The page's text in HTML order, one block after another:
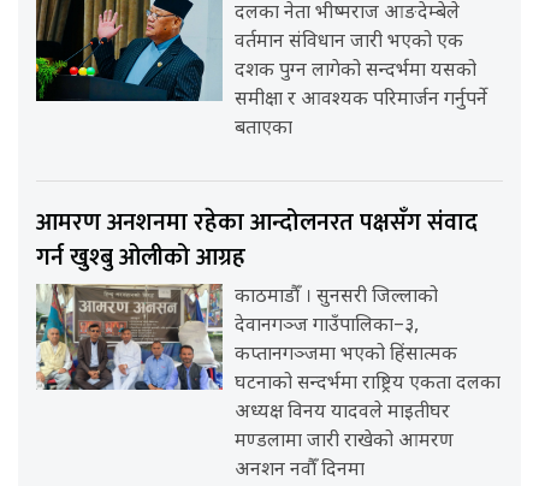
दलका नेता भीष्मराज आङदेम्बेले
वर्तमान संविधान जारी भएको एक
दशक पुग्न लागेको सन्दर्भमा यसको
समीक्षा र आवश्यक परिमार्जन गर्नुपर्ने
बताएका
आमरण अनशनमा रहेका आन्दोलनरत पक्षसँग संवाद
गर्न खुश्बु ओलीको आग्रह
काठमाडौँ । सुनसरी जिल्लाको
देवानगञ्ज गाउँपालिका–३,
कप्तानगञ्जमा भएको हिंसात्मक
घटनाको सन्दर्भमा राष्ट्रिय एकता दलका
अध्यक्ष विनय यादवले माइतीघर
मण्डलामा जारी राखेको आमरण
अनशन नवौँ दिनमा